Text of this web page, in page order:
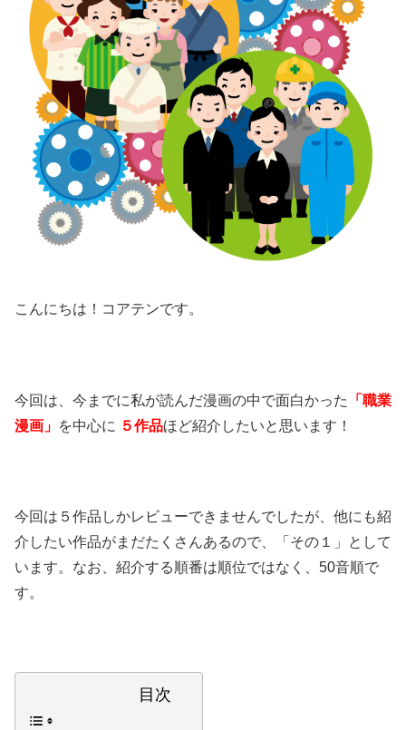
こんにちは！コアテンです。
今回は、今までに私が読んだ漫画の中で面白かった
「職業
漫画」 を中心に ５作品ほど紹介したいと思います！
今回は５作品しかレビューできませんでしたが、他にも紹
介したい作品がまだたくさんあるので、「その１」として
います。なお、紹介する順番は順位ではなく、50音順で
す。
目次